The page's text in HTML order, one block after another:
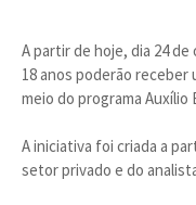
A partir de hoje, dia 24
18 anos poderão receber
meio do programa Auxílio
A iniciativa foi criada a
setor privado e do